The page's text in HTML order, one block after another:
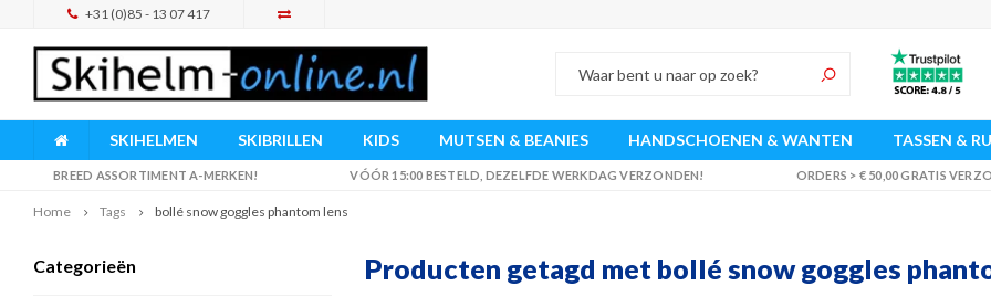
+31 (0)85 - 13 07 417
SKIHELMEN SKIBRILLEN KIDS MUTSEN & BEANIES HANDSCHOENEN & WANTEN TASSEN &
BREED ASSORTIMENT A-MERKEN! VÓÓR 15:00 BESTELD, DEZELFDE WERKDAG VERZONDEN! ORDERS > € 50,00 GRATIS
Home Tags bollé snow goggles phantom lens
Categorieën Producten getagd met bollé snow goggles